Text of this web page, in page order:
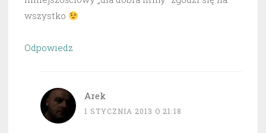
wszystko
Odpowiedz
Arek
1 STYCZNIA 2013 O 21:18